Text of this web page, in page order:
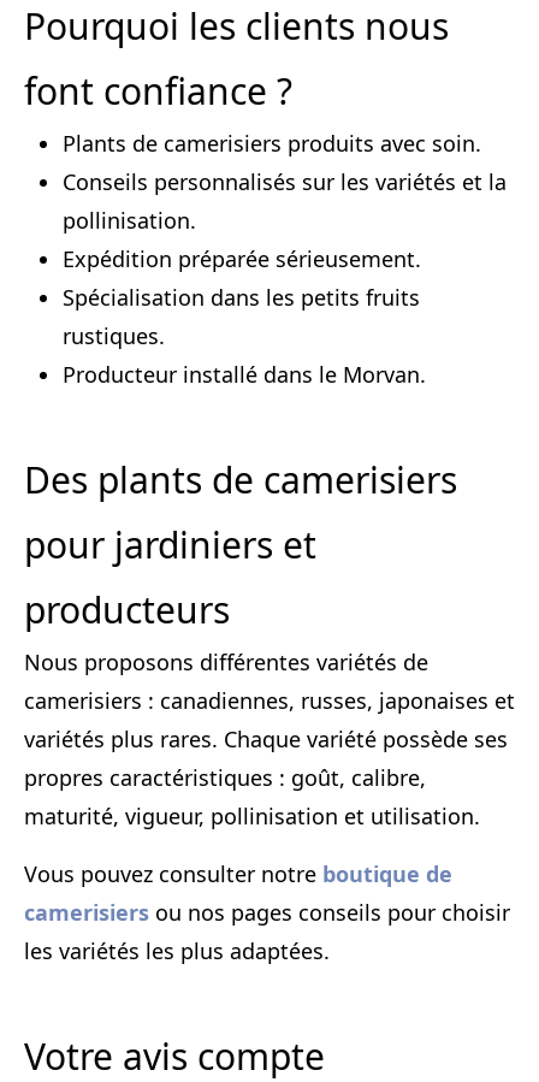
Pourquoi les clients nous
font confiance ?
Plants de camerisiers produits avec soin.
Conseils personnalisés sur les variétés et la
pollinisation.
Expédition préparée sérieusement.
Spécialisation dans les petits fruits
rustiques.
Producteur installé dans le Morvan.
Des plants de camerisiers
pour jardiniers et
producteurs
Nous proposons différentes variétés de
camerisiers : canadiennes, russes, japonaises et
variétés plus rares. Chaque variété possède ses
propres caractéristiques : goût, calibre,
maturité, vigueur, pollinisation et utilisation.
Vous pouvez consulter notre boutique de
camerisiers ou nos pages conseils pour choisir
les variétés les plus adaptées.
Votre avis compte